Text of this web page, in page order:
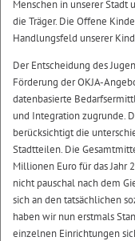
Menschen in unserer Stadt
die Träger. Die Offene
Handlungsfeld unserer
Der Entscheidung des
Förderung der OKJA-
datenbasierte
und Integration zugrunde.
berücksichtigt die
Stadtteilen. Die
Millionen Euro für das Jahr
nicht pauschal nach dem
sich an den tatsächlichen
haben wir nun erstmals
einzelnen Einrichtungen